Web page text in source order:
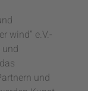
e.V.-
und